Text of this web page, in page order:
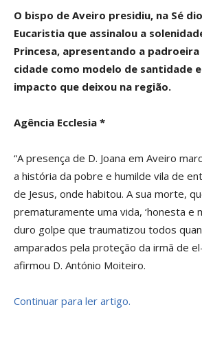
O bispo de Aveiro presidiu, na Sé
Eucaristia que assinalou a
Princesa, apresentando a padroeira
cidade como modelo de santidade
impacto que deixou na região.
Agência Ecclesia *
“A presença de D. Joana em Aveiro
a história da pobre e humilde vila de
de Jesus, onde habitou. A sua morte,
prematuramente uma vida, ‘honesta e
duro golpe que traumatizou todos
amparados pela proteção da irmã de
afirmou D. António Moiteiro.
Continuar para ler artigo.